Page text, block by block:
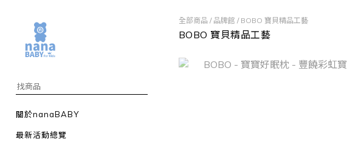
關於nanaBABY
最新活動總覽
全部商品 / 品牌館 / BOBO 寶貝精品工藝
BOBO 寶貝精品工藝